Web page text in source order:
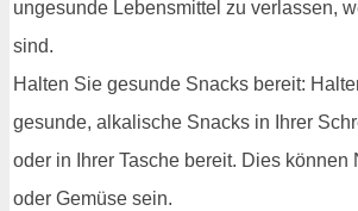
ungesunde Lebensmittel zu verlassen,
sind.
Halten Sie gesunde Snacks bereit:
gesunde, alkalische Snacks in Ihrer
oder in Ihrer Tasche bereit. Dies können
oder Gemüse sein.